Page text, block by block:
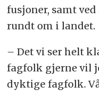
fusjoner, samt
rundt om i landet.
– Det vi ser helt
fagfolk gjerne vil
dyktige fagfolk.